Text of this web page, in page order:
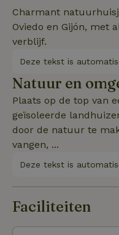
Charmant
Oviedo en Gijón, met
verblijf.
Deze tekst is
Natuur en
Plaats op de top van
geïsoleerde
door de natuur te
vangen, ...
Deze tekst is
Faciliteiten